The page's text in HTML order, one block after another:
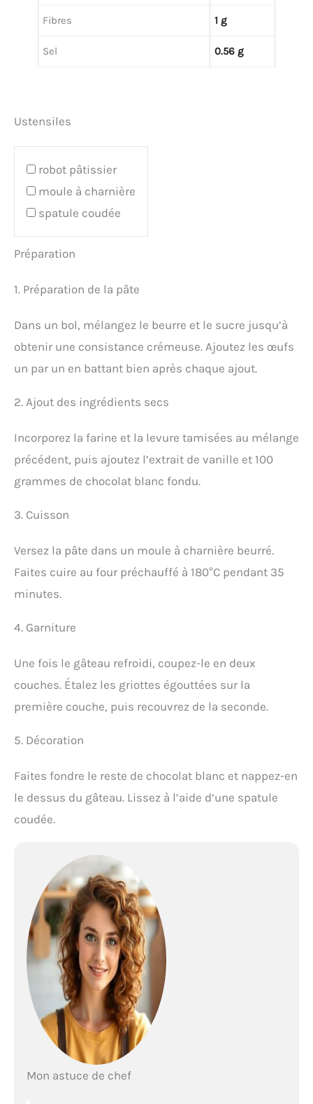
Fibres 1 g
Sel 0.56 g
Ustensiles
robot pâtissier
moule à charnière
spatule coudée
Préparation
1. Préparation de la pâte
Dans un bol, mélangez le beurre et le sucre jusqu’à
obtenir une consistance crémeuse. Ajoutez les œufs
un par un en battant bien après chaque ajout.
2. Ajout des ingrédients secs
Incorporez la farine et la levure tamisées au mélange
précédent, puis ajoutez l’extrait de vanille et 100
grammes de chocolat blanc fondu.
3. Cuisson
Versez la pâte dans un moule à charnière beurré.
Faites cuire au four préchauffé à 180°C pendant 35
minutes.
4. Garniture
Une fois le gâteau refroidi, coupez-le en deux
couches. Étalez les griottes égouttées sur la
première couche, puis recouvrez de la seconde.
5. Décoration
Faites fondre le reste de chocolat blanc et nappez-en
le dessus du gâteau. Lissez à l’aide d’une spatule
coudée.
Mon astuce de chef